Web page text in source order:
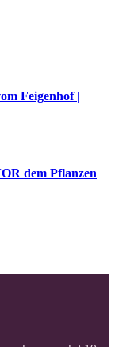
Feigenhof |
dem Pflanzen